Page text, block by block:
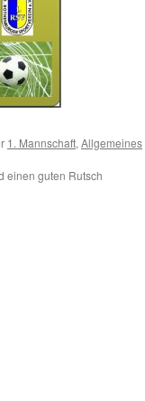
1. Mannschaft, Allgemeines
einen guten Rutsch